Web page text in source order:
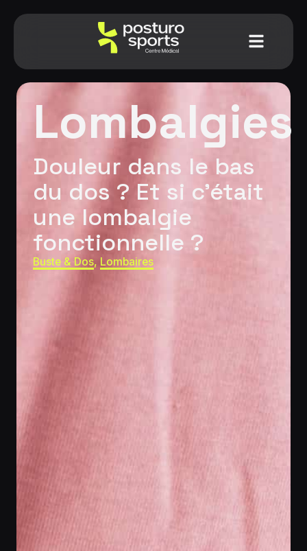
Lombalgies
Douleur dans le bas
du dos ? Et si c’était
une lombalgie
fonctionnelle ?
Buste & Dos, Lombaires